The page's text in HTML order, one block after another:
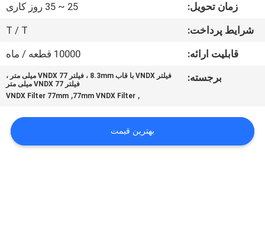
کیفیت
درخواست
زمان تحویل:
25 ~ 35 روز کاری
شرایط پرداخت:
T / T
قابلیت ارائه:
10000 قطعه / ماه
برجسته:
فیلتر VNDX با قاب 8.3mm ، فیلتر VNDX 77 میلی متر ،
فیلتر VNDX 77 میلی متر
,
77mm VNDX Filter
,
VNDX Filter 77mm
بهترین قیمت